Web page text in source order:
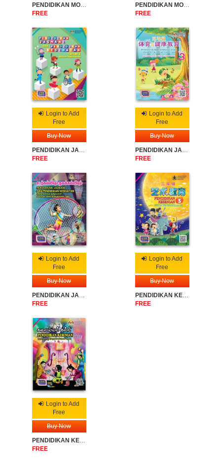
PENDIDIKAN MORAL SJKC TAHUN 3
FREE
PENDIDIKAN MORAL SJKT TAHUN 3
FREE
Login to Add
Free
Buy Now
PENDIDIKAN JASMANI DAN PENDIDIKAN KESIHATAN SK TAHUN 3
FREE
Login to Add
Free
Buy Now
PENDIDIKAN JASMANI DAN PENDIDIKAN KESIHATAN SJKC TAHUN 3
FREE
Login to Add
Free
Buy Now
PENDIDIKAN JASMANI DAN PENDIDIKAN KESIHATAN SJKT TAHUN 3
FREE
Login to Add
Free
Buy Now
PENDIDIKAN KESENIAN SJKC TAHUN 3
FREE
Login to Add
Free
Buy Now
PENDIDIKAN KESENIAN SJKT TAHUN 3
FREE